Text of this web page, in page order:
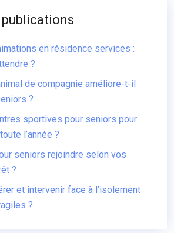
publications
en résidence services :
?
de compagnie améliore-t-il
?
sportives pour seniors pour
l’année ?
seniors rejoindre selon vos
?
et intervenir face à l’isolement
?